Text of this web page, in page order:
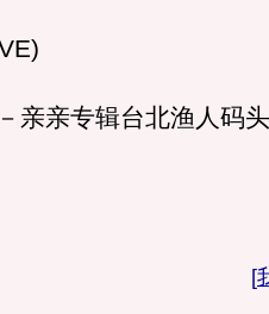
亲专辑台北渔人码
[